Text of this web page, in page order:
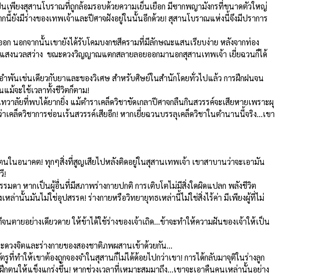
พียงสุสานโบราณที่ถูกล้อมรอบด้วยความเย็นเยือก มีซากพญามังกรที่ขนาดตัวใหญ่
ยังมีร่างของเทพเจ้าและปีศาจฝังอยู่ในนั้นอีกด้วย! สุสานโบราณแห่งนี้จึงมีปราการ
นอกจากนั้นเขายังได้รับโคมบงกชสีครามที่มีลักษณะแสนเรียบง่าย หลังจากท่อง
งนวลสว่าง ขณะดวงวิญญาณแตกสลายลอยออกมานอกสุสานเทพเจ้า เยี่ยฉวนก็ได้
นเช่นเดียวกับยาและของวิเศษ สำหรับศิษย์ในสำนักโดยทั่วไปแล้ว การฝึกฝนจน
ม้จะใช้เวลาทั้งชีวิตก็ตาม!
ลัยที่พบได้ยากยิ่ง แม้ตำราเคล็ดวิชาขัดเกลาปีศาจกลืนกินสวรรค์จะเสียหายเพราะผุ
เคล็ดวิชาการซ่อนเร้นสวรรค์เสียอีก! หากเยี่ยฉวนบรรลุเคล็ดวิชาในตำนานนี้จริง...เขา
ในอนาคต! ทุกๆสิ่งที่สูญเสียไปหลังติดอยู่ในสุสานเทพเจ้า เขาสาบานว่าจะเอามัน
!
ดา หากเป็นผู้อื่นที่มีสภาพร่างกายปกติ การเติบโตไม่มีสิ่งใดผิดแปลก พลังชีวิต
ล่านั้นมันไม่ใช่อุปสรรค! ร่างกายหรือวิทยายุทธเหล่านี้ไม่ใช่สิ่งไร้ค่า มีเพียงผู้ที่ไม่
ยอย่างเดียวดาย ให้ข้าได้ใช้ร่างของเจ้าเถิด...ข้าจะทำให้ความฝันของเจ้าให้เป็น
วงจิตและร่างกายของสองชาติภพผสานเข้าด้วยกัน…
ทำให้เขาต้องถูกจองจำในสุสานก็ไม่ได้ด้อยไปกว่าเขา! การได้กลับมาจุติในร่างลูก
ให้แข็งแกร่งขึ้น! หากช่วงเวลาที่เหมาะสมมาถึง...เขาจะเอาคืนคนเหล่านั้นอย่าง